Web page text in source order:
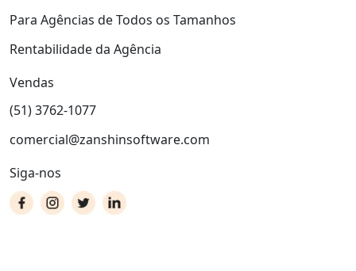
Para Agências de Todos os Tamanhos
Rentabilidade da Agência
Vendas
(51) 3762-1077
comercial@zanshinsoftware.com
Siga-nos